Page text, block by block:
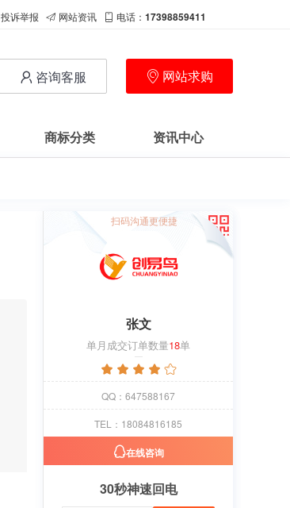
投诉举报 网站资讯 电话： 17398859411
咨询客服 网站求购
商标分类 资讯中心
扫码沟通更便捷
张文
单月成交订单数量18单
QQ：647588167
TEL：18084816185
在线咨询
30秒神速回电
c**2购买 奢选